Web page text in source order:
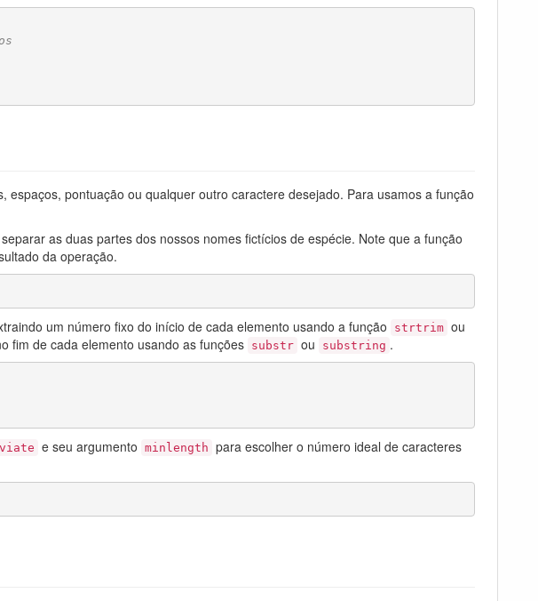
espaços, pontuação ou qualquer outro caractere desejado. Para usamos a função
as duas partes dos nossos nomes fictícios de espécie. Note que a função
da operação.
um número fixo do início de cada elemento usando a função strtrim ou
fim de cada elemento usando as funções substr ou substring .
e seu argumento minlength para escolher o número ideal de caracteres